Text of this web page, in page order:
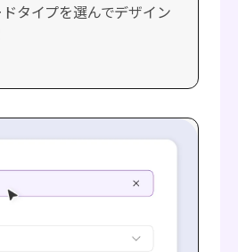
タイプを選んでデザイン